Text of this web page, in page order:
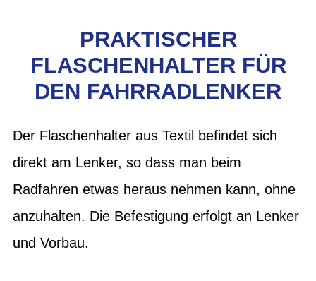
PRAKTISCHER
FLASCHENHALTER FÜR
DEN FAHRRADLENKER
Der Flaschenhalter aus Textil befindet sich
direkt am Lenker, so dass man beim
Radfahren etwas heraus nehmen kann, ohne
anzuhalten. Die Befestigung erfolgt an Lenker
und Vorbau.